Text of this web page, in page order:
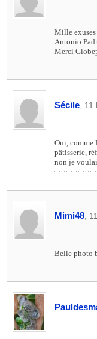
Mille exuses
Antonio
Merci
Sécile ,
Oui, comme
pâtisserie,
non je
Mimi48 ,
Belle photo